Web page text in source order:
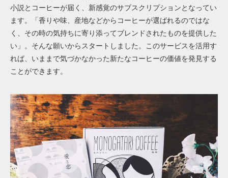
小説とコーヒーが届く、新感覚のサブスクリプションとなってい
ます。「香りや味、産地などからコーヒーが選ばれるのではな
く、その時の気持ちに寄り添ってブレンドされたものを提供した
い」。そんな願いからスタートしました。このサービスを活用す
れば、いままで気づかなかった新たなコーヒーの価値を発見する
ことができます。